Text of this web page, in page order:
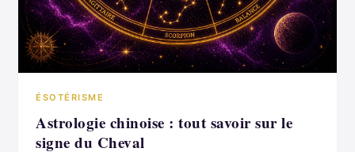
ÉSOTÉRISME
Astrologie chinoise : tout savoir sur le
signe du Cheval